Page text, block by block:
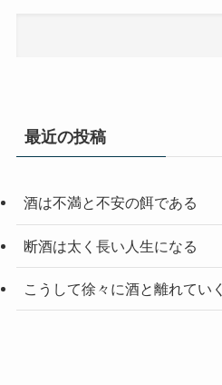
最近の投稿
酒は不満と不安の餌である
断酒は太く長い人生になる
こうして徐々に酒と離れていく